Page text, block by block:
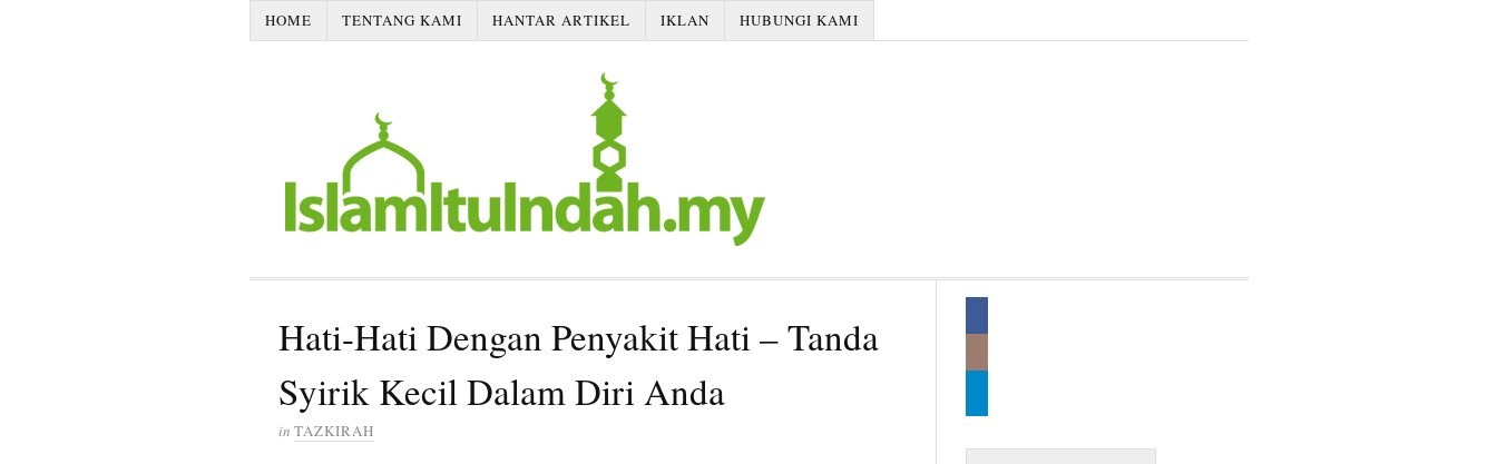
HOME TENTANG KAMI HANTAR ARTIKEL IKLAN HUBUNGI KAMI
Hati-Hati Dengan Penyakit Hati – Tanda
Syirik Kecil Dalam Diri Anda
in TAZKIRAH